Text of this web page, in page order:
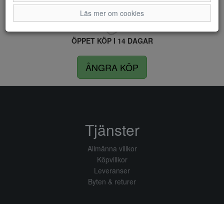
FRI FRAKT VID KÖP ÖVER 1.500 KR
ÖPPET KÖP I 14 DAGAR
ÅNGRA KÖP
Läs mer om cookies
Tjänster
Allmänna villkor
Köpvillkor
Leveranser
Byten & returer